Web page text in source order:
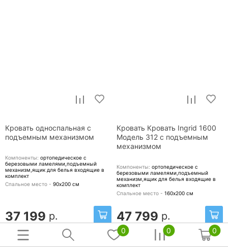
Кровать односпальная с
подъемным механизмом
Компоненты: ортопедическое с
березовыми ламелями,подъемный
механизм,ящик для белья входящие в
комплект
Спальное место - 90х200 см
37 199 р.
Кровать Кровать Ingrid 1600
Модель 312 с подъемным
механизмом
Компоненты: ортопедическое с
березовыми ламелями,подъемный
механизм,ящик для белья входящие в
комплект
Спальное место - 160х200 см
47 799 р.
0 0 0